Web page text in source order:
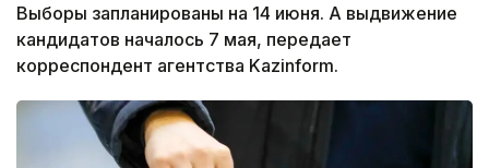
Выборы запланированы на 14 июня. А выдвижение
кандидатов началось 7 мая, передает
корреспондент агентства Kazinform.